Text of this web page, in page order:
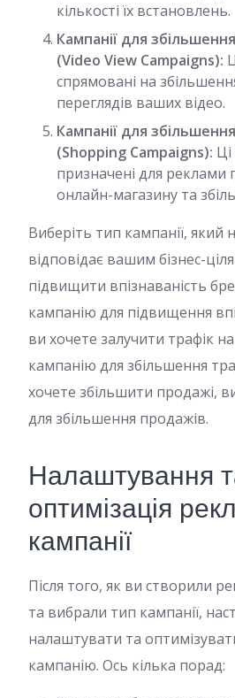
кількості їх встановлень.
Кампанії для
(Video View Campaigns):
спрямовані на
переглядів ваших відео.
Кампанії для
(Shopping Campaigns):
призначені для реклами
онлайн-магазину та
Виберіть тип кампанії, який
відповідає вашим бізнес-
підвищити впізнаваність
кампанію для підвищення
ви хочете залучити трафік
кампанію для збільшення
хочете збільшити продажі,
для збільшення продажів.
Налаштування
оптимізація
кампанії
Після того, як ви створили
та вибрали тип кампанії,
налаштувати та
кампанію. Ось кілька порад: